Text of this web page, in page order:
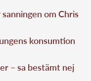
om Chris
konsumtion
– sa bestämt nej